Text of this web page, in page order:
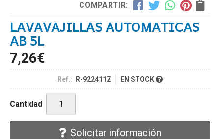
COMPARTIR:
LAVAVAJILLAS AUTOMATICAS
AB 5L
7,26€
Ref.: R-922411Z EN STOCK
Cantidad
Solicitar información